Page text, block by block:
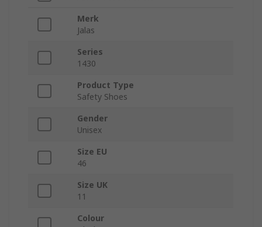
Merk
Jalas
Series
1430
Product Type
Safety Shoes
Gender
Unisex
Size EU
46
Size UK
11
Colour